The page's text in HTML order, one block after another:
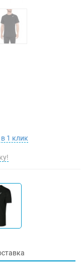
1 клик